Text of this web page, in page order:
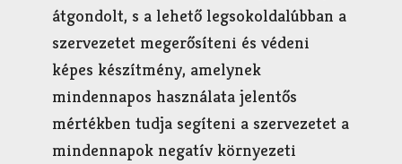
átgondolt, s a lehető legsokoldalúbban a
szervezetet megerősíteni és védeni
képes készítmény, amelynek
mindennapos használata jelentős
mértékben tudja segíteni a szervezetet a
mindennapok negatív környezeti